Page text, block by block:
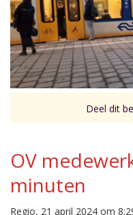
Inklappen
Deel dit
OV
minuten
Regio, 21 april 2024 om